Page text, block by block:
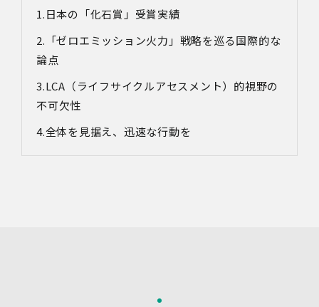
対象情報
利用目的
・お問い合わせ対応の品質向上及びお問い合わせ内容等の
正確な把握のため
・取得した情報を解析又は分析して、当社サービス「環境
価値創出支援」「環境価値売買」「脱炭素コンサルティン
イベント・セミナーの共催事業者
日本の「化石賞」受賞実績
「ゼロエミッション火力」戦略を巡る国際的な
論点
LCA（ライフサイクルアセスメント）的視野の
不可欠性
全体を見据え、迅速な行動を